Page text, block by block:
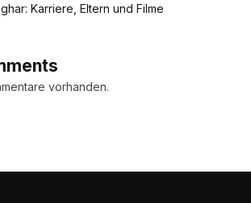
Karriere, Eltern und Filme
vorhanden.